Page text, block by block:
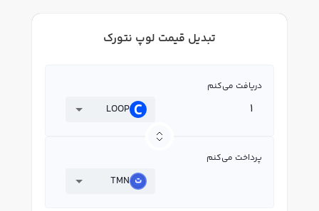
تبدیل قیمت لوپ نتورک
دریافت می‌کنم
LOOP
پرداخت می‌کنم
TMN